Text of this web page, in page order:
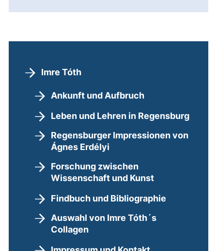
Imre Tóth
Ankunft und Aufbruch
Leben und Lehren in Regensburg
Regensburger Impressionen von
Ágnes Erdélyi
Forschung zwischen
Wissenschaft und Kunst
Findbuch und Bibliographie
Auswahl von Imre Tóth´s
Collagen